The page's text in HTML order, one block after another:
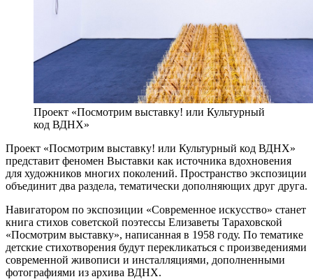
Проект «Посмотрим выставку! или Культурный
код ВДНХ»
Проект «Посмотрим выставку! или Культурный код ВДНХ»
представит феномен Выставки как источника вдохновения
для художников многих поколений. Пространство экспозиции
объединит два раздела, тематически дополняющих друг друга.
Навигатором по экспозиции «Современное искусство» станет
книга стихов советской поэтессы Елизаветы Тараховской
«Посмотрим выставку», написанная в 1958 году. По тематике
детские стихотворения будут перекликаться с произведениями
современной живописи и инсталляциями, дополненными
фотографиями из архива ВДНХ.